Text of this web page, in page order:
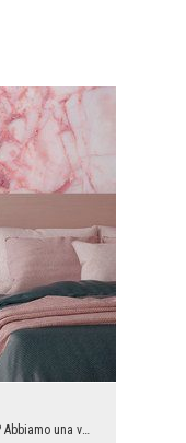
Hai voglia di un po' di follia decorativa? Abbiamo una versione unica di marmo alla moda per voi....